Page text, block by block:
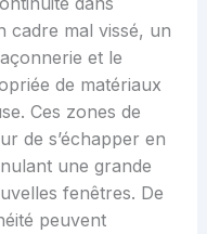
cadre mal vissé, un
et le
de matériaux
Ces zones de
de s’échapper en
une grande
fenêtres. De
peuvent